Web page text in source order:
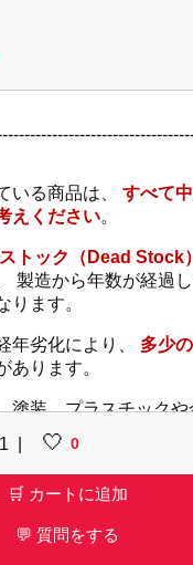
いる商品は、 すべて
えください。
トック（Dead Stock）
製造から年数が経過
ります。
年劣化により、 多少
あります。
塗装、プラスチック
・スレ・汚れ等がある
商品の状態を正確に示
🤍 0
🛒 カートに追加
💬 質問をする